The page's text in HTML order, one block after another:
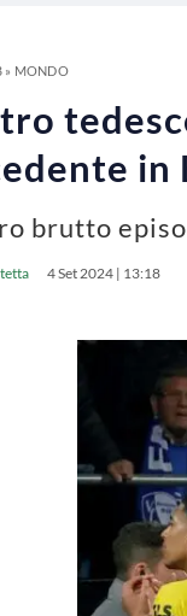
» MONDO
in
brutto
4 Set 2024 | 13:18